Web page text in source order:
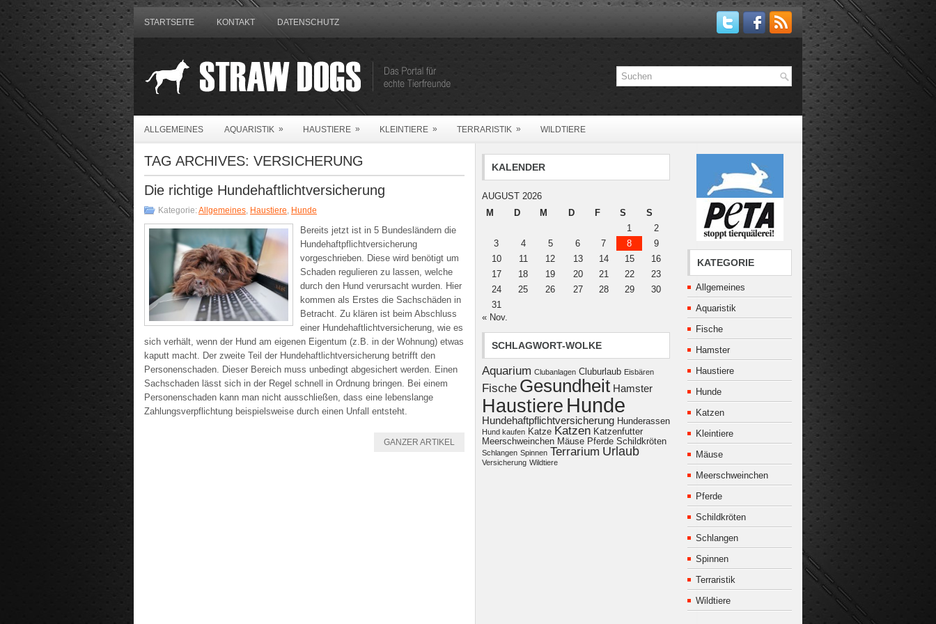
STARTSEITE KONTAKT DATENSCHUTZ
ALLGEMEINES AQUARISTIK » HAUSTIERE » KLEINTIERE » TERRARISTIK » WILDTIERE
TAG ARCHIVES: VERSICHERUNG
Die richtige Hundehaftlichtversicherung
Kategorie:Allgemeines, Haustiere, Hunde
Bereits jetzt ist in 5 Bundesländern die
Hundehaftpflichtversicherung
vorgeschrieben. Diese wird benötigt um
Schaden regulieren zu lassen, welche
durch den Hund verursacht wurden. Hier
kommen als Erstes die Sachschäden in
Betracht. Zu klären ist beim Abschluss
einer Hundehaftlichtversicherung, wie es
sich verhält, wenn der Hund am eigenen Eigentum (z.B. in der Wohnung) etwas
kaputt macht. Der zweite Teil der Hundehaftlichtversicherung betrifft den
Personenschaden. Dieser Bereich muss unbedingt abgesichert werden. Einen
Sachschaden lässt sich in der Regel schnell in Ordnung bringen. Bei einem
Personenschaden kann man nicht ausschließen, dass eine lebenslange
Zahlungsverpflichtung beispielsweise durch einen Unfall entsteht.
GANZER ARTIKEL
KALENDER
AUGUST 2026
M
D M D F S
S
1
2
3
4 5 6 7 8
9
10
11 12 13 14 15
16
17
18 19 20 21 22
23
24
25 26 27 28 29
30
31
« Nov.
SCHLAGWORT-WOLKE
Aquarium Clubanlagen Cluburlaub Eisbären
Fische Gesundheit Hamster
Haustiere Hunde
Hundehaftpflichtversicherung Hunderassen
Hund kaufen Katze Katzen Katzenfutter
Meerschweinchen Mäuse Pferde Schildkröten
Schlangen Spinnen Terrarium Urlaub
Versicherung Wildtiere
KATEGORIE
Allgemeines
Aquaristik
Fische
Hamster
Haustiere
Hunde
Katzen
Kleintiere
Mäuse
Meerschweinchen
Pferde
Schildkröten
Schlangen
Spinnen
Terraristik
Wildtiere